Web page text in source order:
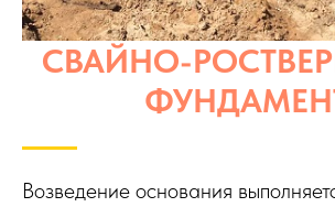
СВАЙНО-
Возведение основания